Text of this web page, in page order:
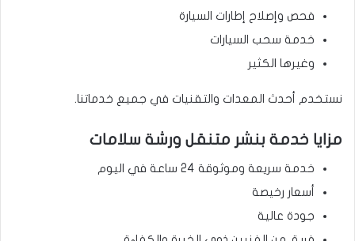
فحص وإصلاح إطارات السيارة
خدمة سحب السيارات
وغيرها الكثير
نستخدم أحدث المعدات والتقنيات في جميع خدماتنا.
مزايا خدمة بنشر متنقل ورشة سلامات
خدمة سريعة وموثوقة 24 ساعة في اليوم
أسعار رخيصة
جودة عالية